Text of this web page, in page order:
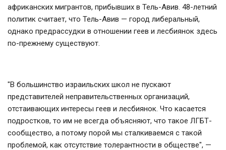
африканских мигрантов, прибывших в Тель-Авив. 48-летний
политик считает, что Тель-Авив — город либеральный,
однако предрассудки в отношении геев и лесбиянок здесь
по-прежнему существуют.
"В большинство израильских школ не пускают
представителей неправительственных организаций,
отстаивающих интересы геев и лесбиянок. Что касается
подростков, то им не всегда объясняют, что такое ЛГБТ-
сообщество, а потому порой мы сталкиваемся с такой
проблемой, как отсутствие толерантности в обществе", —